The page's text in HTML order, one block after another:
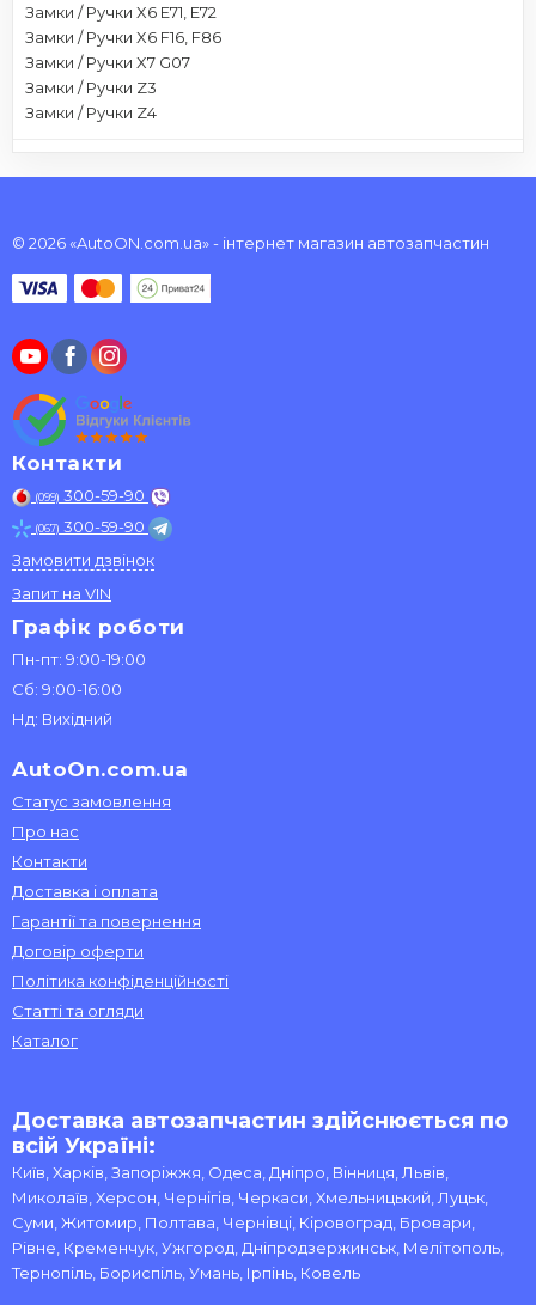
Замки / Ручки X6 E71, E72
Замки / Ручки X6 F16, F86
Замки / Ручки X7 G07
Замки / Ручки Z3
Замки / Ручки Z4
© 2026 «AutoON.com.ua» - інтернет магазин автозапчастин
Контакти
(099) 300-59-90
(067) 300-59-90
Замовити дзвінок
Запит на VIN
Графік роботи
Пн-пт: 9:00-19:00
Сб: 9:00-16:00
Нд: Вихідний
AutoOn.com.ua
Статус замовлення
Про нас
Контакти
Доставка і оплата
Гарантії та повернення
Договір оферти
Політика конфіденційності
Статті та огляди
Каталог
Доставка автозапчастин здійснюється по
всій Україні:
Київ, Харків, Запоріжжя, Одеса, Дніпро, Вінниця, Львів,
Миколаїв, Херсон, Чернігів, Черкаси, Хмельницький, Луцьк,
Суми, Житомир, Полтава, Чернівці, Кіровоград, Бровари,
Рівне, Кременчук, Ужгород, Дніпродзержинськ, Мелітополь,
Тернопіль, Бориспіль, Умань, Ірпінь, Ковель